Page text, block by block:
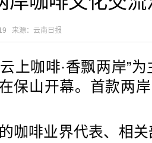
来源： 云南日报
上咖啡·香飘两岸”
保山开幕。首款两
咖啡业界代表、相